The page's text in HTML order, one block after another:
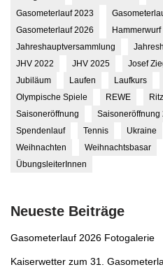
Gasometerlauf 2023
Gasometerlauf 2026
Hammerwurf
Jahreshauptversammlung
JHV 2022
JHV 2025 Josef
Jubiläum
Laufen Laufkurs
Olympische Spiele
REWE
Saisoneröffnung
Saisoneröffnung
Spendenlauf
Tennis Ukraine
Weihnachten
Weihnachtsbasar
ÜbungsleiterInnen
Neueste Beiträge
Gasometerlauf 2026 Fotogalerie
Kaiserwetter zum 31.